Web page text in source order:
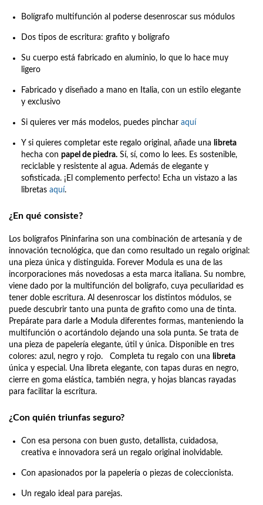
Bolígrafo multifunción al poderse desenroscar sus módulos
Dos tipos de escritura: grafito y bolígrafo
Su cuerpo está fabricado en aluminio, lo que lo hace muy
ligero
Fabricado y diseñado a mano en Italia, con un estilo elegante
y exclusivo
Si quieres ver más modelos, puedes pinchar aquí
Y si quieres completar este regalo original, añade una libreta
hecha con papel de piedra. Sí, sí, como lo lees. Es sostenible,
reciclable y resistente al agua. Además de elegante y
sofisticada. ¡El complemento perfecto! Echa un vistazo a las
libretas aquí.
¿En qué consiste?
Los bolígrafos Pininfarina son una combinación de artesanía y de
innovación tecnológica, que dan como resultado un regalo original:
una pieza única y distinguida. Forever Modula es una de las
incorporaciones más novedosas a esta marca italiana. Su nombre,
viene dado por la multifunción del bolígrafo, cuya peculiaridad es
tener doble escritura. Al desenroscar los distintos módulos, se
puede descubrir tanto una punta de grafito como una de tinta.
Prepárate para darle a Modula diferentes formas, manteniendo la
multifunción o acortándolo dejando una sola punta. Se trata de
una pieza de papelería elegante, útil y única. Disponible en tres
colores: azul, negro y rojo.
Completa tu regalo con una libreta
única y especial. Una libreta elegante, con tapas duras en negro,
cierre en goma elástica, también negra, y hojas blancas rayadas
para facilitar la escritura.
¿Con quién triunfas seguro?
Con esa persona con buen gusto, detallista, cuidadosa,
creativa e innovadora será un regalo original inolvidable.
Con apasionados por la papelería o piezas de coleccionista.
Un regalo ideal para parejas.